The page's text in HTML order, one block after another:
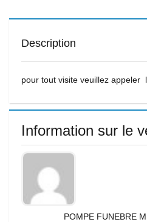
Description
pour tout visite veuillez appeler
Information sur le
POMPE FUNEBRE